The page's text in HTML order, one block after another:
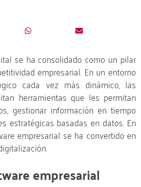
se ha consolidado como un pilar
empresarial. En un entorno
cada vez más dinámico, las
herramientas que les permitan
gestionar información en tiempo
estratégicas basadas en datos. En
empresarial se ha convertido en
empresarial